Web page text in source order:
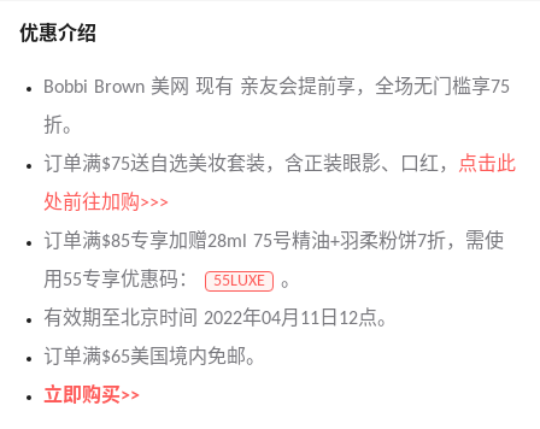
优惠介绍
Bobbi Brown 美网 现有 亲友会提前享，全场无门槛享75
折。
订单满$75送自选美妆套装，含正装眼影、口红，
点击此
处前往加购>>>
订单满$85专享加赠28ml 75号精油+羽柔粉饼7折，需使
用55专享优惠码：
55LUXE
。
有效期至北京时间 2022年04月11日12点。
订单满$65美国境内免邮。
立即购买>>